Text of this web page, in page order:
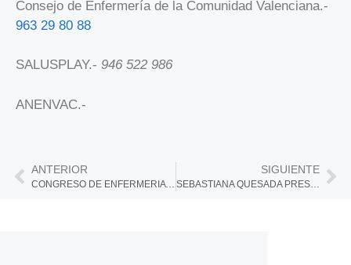
Consejo de Enfermería de la Comunidad Valenciana.-
963 29 80 88
SALUSPLAY.- 946 522 986
ANENVAC.-
ANTERIOR
CONGRESO DE ENFERMERIA Y SALUD 2025 EN LEON
SIGUIENTE
SEBASTIANA QUESADA PRESENTA LA ALIANZA PARA LA VACUNACION DEL ADULTO